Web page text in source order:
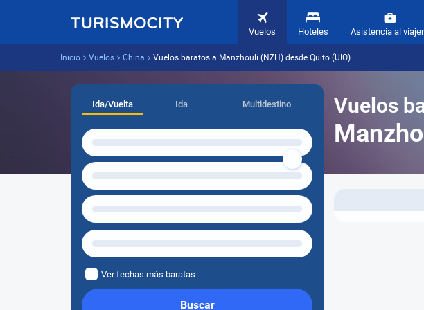
Vuelos Hoteles Asistencia al
Inicio Vuelos China Vuelos baratos a Manzhouli (NZH) desde Quito (UIO)
Vuelos
Ida/Vuelta Ida Multidestino
Ver fechas más baratas
Buscar